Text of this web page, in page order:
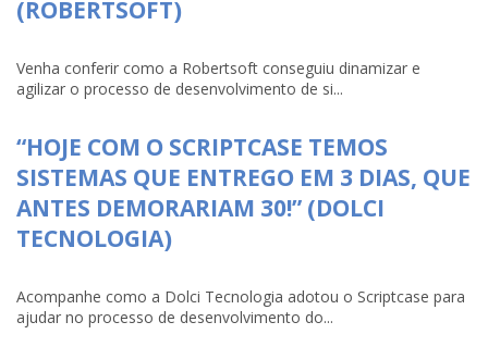
(ROBERTSOFT)
Venha conferir como a Robertsoft conseguiu dinamizar e
agilizar o processo de desenvolvimento de si...
“HOJE COM O SCRIPTCASE TEMOS
SISTEMAS QUE ENTREGO EM 3 DIAS, QUE
ANTES DEMORARIAM 30!” (DOLCI
TECNOLOGIA)
Acompanhe como a Dolci Tecnologia adotou o Scriptcase para
ajudar no processo de desenvolvimento do...